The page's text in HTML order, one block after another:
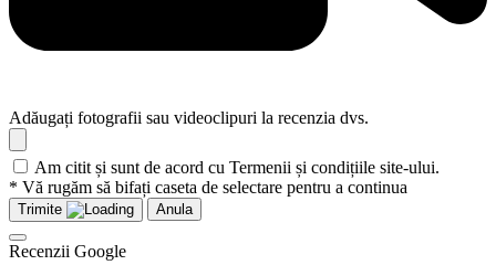
Adăugați fotografii sau videoclipuri la recenzia dvs.
Am citit și sunt de acord cu Termenii și condițiile site-ului.
* Vă rugăm să bifați caseta de selectare pentru a continua
Trimite Anula
Recenzii Google